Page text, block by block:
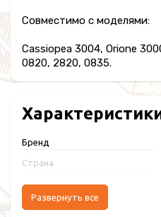
Совместимо с моделями:
Cassiopea 3004, Orione
0820, 2820, 0835.
Бренд
Страна
Развернуть все